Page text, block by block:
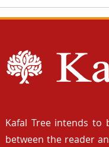
Kafal Tree intends to
between the reader